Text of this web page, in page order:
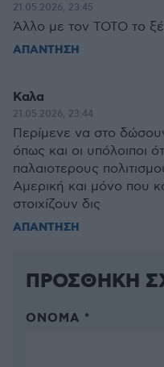
21.05.2026, 23:45
Άλλο με τον ΤΟΤΟ το
ΑΠΑΝΤΗΣΗ
Καλα
21.05.2026, 23:44
Περίμενε να στο
όπως και οι υπόλοιποι
παλαιοτερους
Αμερική και μόνο που
στοιχίζουν δις
ΑΠΑΝΤΗΣΗ
ΠΡΟΣΘΗΚΗ
ΌΝΟΜΑ *